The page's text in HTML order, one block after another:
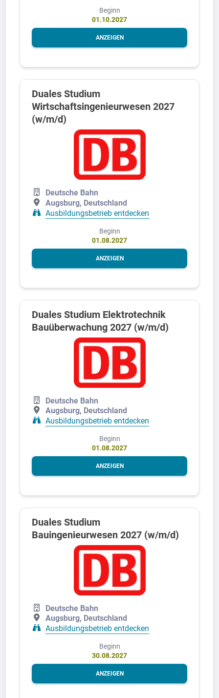
Beginn
01.10.2027
ANZEIGEN
Duales Studium
Wirtschaftsingenieurwesen 2027
(w/m/d)
Deutsche Bahn
Augsburg, Deutschland
Ausbildungsbetrieb entdecken
Beginn
01.08.2027
ANZEIGEN
Duales Studium Elektrotechnik
Bauüberwachung 2027 (w/m/d)
Deutsche Bahn
Augsburg, Deutschland
Ausbildungsbetrieb entdecken
Beginn
01.08.2027
ANZEIGEN
Duales Studium
Bauingenieurwesen 2027 (w/m/d)
Deutsche Bahn
Augsburg, Deutschland
Ausbildungsbetrieb entdecken
Beginn
30.08.2027
ANZEIGEN